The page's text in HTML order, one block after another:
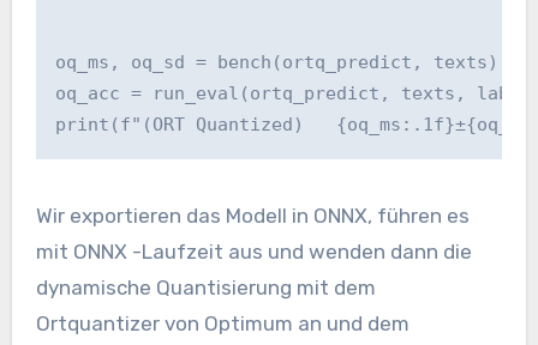
oq_ms, oq_sd = bench(ortq_predict, texts)
oq_acc = run_eval(ortq_predict, texts,
print(f"(ORT Quantized)
Wir exportieren das Modell in ONNX, führen es
mit ONNX -Laufzeit aus und wenden dann die
dynamische Quantisierung mit dem
Ortquantizer von Optimum an und dem